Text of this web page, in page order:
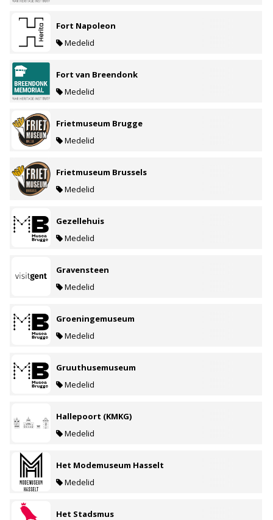
Fort Napoleon
Medelid
Fort van Breendonk
Medelid
Frietmuseum Brugge
Medelid
Frietmuseum Brussels
Medelid
Gezellehuis
Medelid
Gravensteen
Medelid
Groeningemuseum
Medelid
Gruuthusemuseum
Medelid
Hallepoort (KMKG)
Medelid
Het Modemuseum Hasselt
Medelid
Het Stadsmus